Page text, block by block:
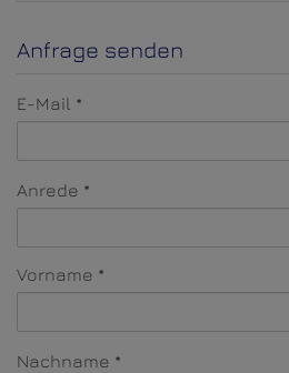
Anfrage senden
E-Mail
Anrede
Vorname
Nachname